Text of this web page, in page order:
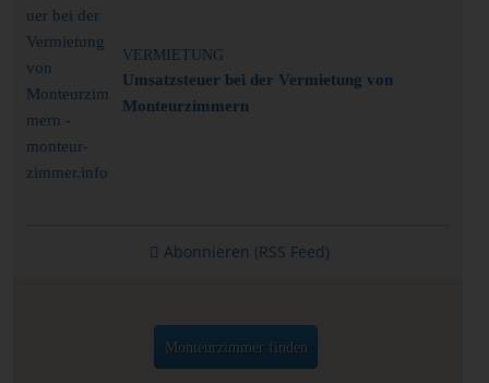
VERMIETUNG
Umsatzsteuer bei der Vermietung von
Monteurzimmern
Abonnieren (RSS Feed)
Monteurzimmer finden